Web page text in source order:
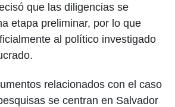
que las diligencias se
etapa preliminar, por lo que
al político investigado
relacionados con el caso
se centran en Salvador